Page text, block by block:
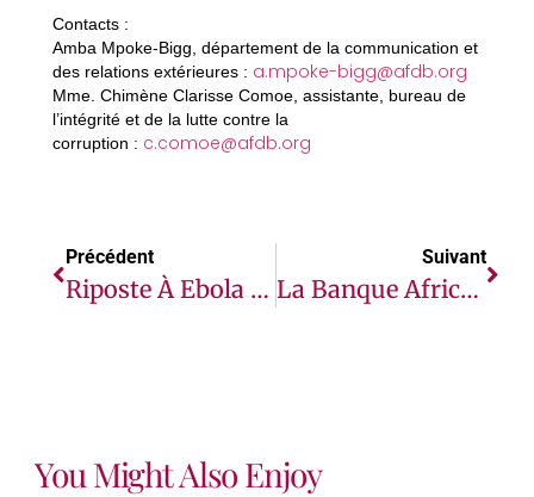
Contacts :
Amba Mpoke-Bigg, département de la communication et
des relations extérieures : a.mpoke-bigg@afdb.org
Mme. Chimène Clarisse Comoe, assistante, bureau de
l’intégrité et de la lutte contre la
corruption : c.comoe@afdb.org
Précédent
Riposte À Ebola En RDC : L’ONU Octroie Un Financement D’urgence De 40 Millions De Dollars
Suivant
La Banque Africaine De Développement Mobilise 75 Millions D’euros Pour Aider La Côte D’Ivoire À Faire Face À La Pandémie De Covid-19
You Might Also Enjoy